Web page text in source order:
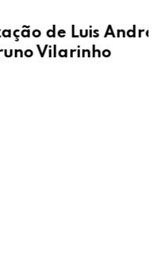
André fortalece